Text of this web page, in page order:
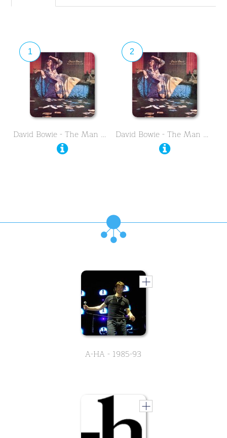
1
David Bowie - The Man Who …
2
David Bowie - The Man Who …
A-HA - 1985-93